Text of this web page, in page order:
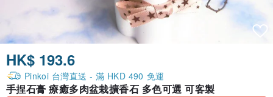
HK$ 193.6
Pinkoi 台灣直送 - 滿 HKD 490 免運
手捏石膏 療癒多肉盆栽擴香石 多色可選 可客製